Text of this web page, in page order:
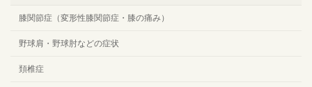
膝関節症（変形性膝関節症・膝の痛み）
野球肩・野球肘などの症状
頚椎症